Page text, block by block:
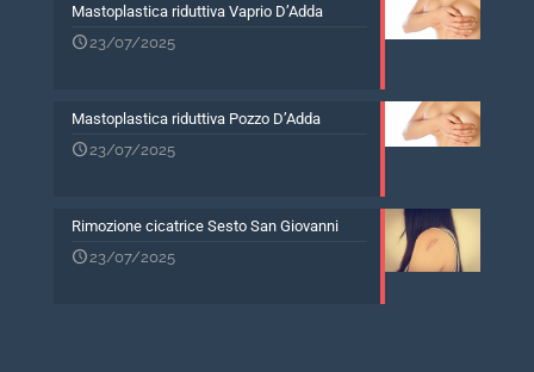
Mastoplastica riduttiva Vaprio D’Adda
23/07/2025
Mastoplastica riduttiva Pozzo D’Adda
23/07/2025
Rimozione cicatrice Sesto San Giovanni
23/07/2025